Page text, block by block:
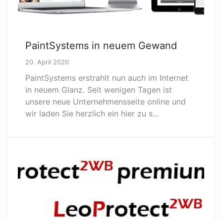
PaintSystems in neuem Gewand
20. April 2020
PaintSystems erstrahlt nun auch im Internet
in neuem Glanz. Seit wenigen Tagen ist
unsere neue Unternehmensseite online und
wir laden Sie herzlich ein hier zu s...